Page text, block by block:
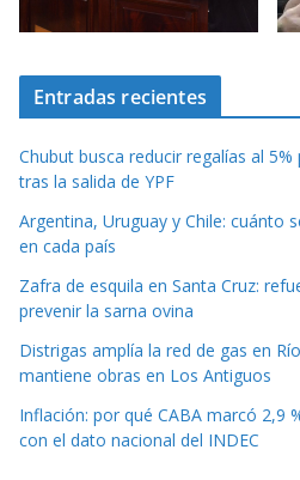
Entradas recientes
Chubut busca reducir regalías al
tras la salida de YPF
Argentina, Uruguay y Chile: cuánto
en cada país
Zafra de esquila en Santa Cruz:
prevenir la sarna ovina
Distrigas amplía la red de gas en
mantiene obras en Los Antiguos
Inflación: por qué CABA marcó 2,9
con el dato nacional del INDEC